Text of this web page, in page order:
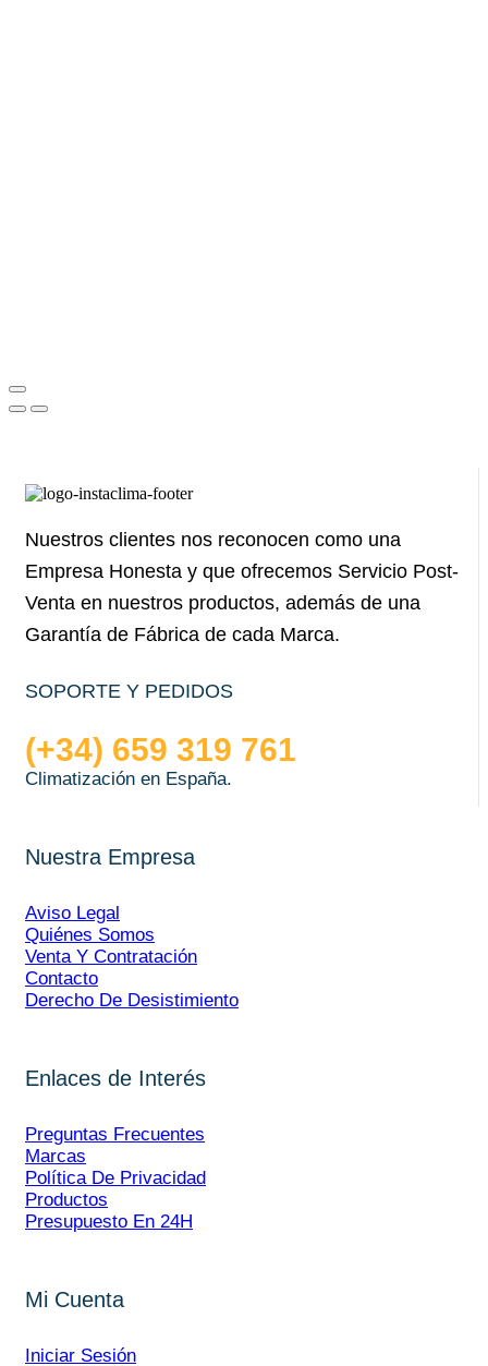
Nuestros clientes nos reconocen como una
Empresa Honesta y que ofrecemos Servicio Post-
Venta en nuestros productos, además de una
Garantía de Fábrica de cada Marca.
SOPORTE Y PEDIDOS
(+34) 659 319 761
Climatización en España.
Nuestra Empresa
Aviso Legal
Quiénes Somos
Venta Y Contratación
Contacto
Derecho De Desistimiento
Enlaces de Interés
Preguntas Frecuentes
Marcas
Política De Privacidad
Productos
Presupuesto En 24H
Mi Cuenta
Iniciar Sesión